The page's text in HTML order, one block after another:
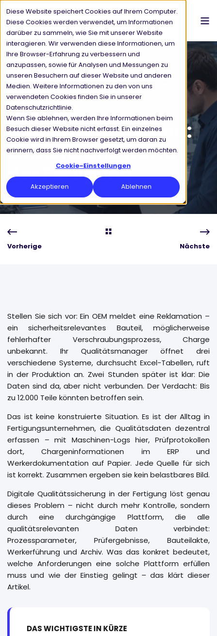
Diese Website speichert Cookies auf Ihrem Computer.
Diese Cookies werden verwendet, um Informationen
darüber zu sammeln, wie Sie mit unserer Website
interagieren. Wir verwenden diese Informationen, um
Ihre Browser-Erfahrung zu verbessern und
anzupassen, sowie für Analysen und Messungen zu
unseren Besuchern auf dieser Website und anderen
Medien. Weitere Informationen zu den von uns
verwendeten Cookies finden Sie in unserer
Datenschutzrichtlinie.
Wenn Sie ablehnen, werden Ihre Informationen beim
Besuch dieser Website nicht erfasst. Ein einzelnes
Cookie wird in Ihrem Browser gesetzt, um daran zu
erinnern, dass Sie nicht nachverfolgt werden möchten.
Cookie-Einstellungen
Akzeptieren Ablehnen
KORBINIAN HERMANN 10.6.2026 9 MIN READ
Digitale
Qualitätssicherung:
Effizienz und ROI in
der Fertigung
Vorherige Nächste
Stellen Sie sich vor: Ein OEM meldet eine Reklamation –
ein sicherheitsrelevantes Bauteil, möglicherweise
fehlerhafter Verschraubungsprozess, Charge
unbekannt. Ihr Qualitätsmanager öffnet drei
verschiedene Systeme, durchsucht Excel-Tabellen, ruft
in der Produktion an. Zwei Stunden später ist klar: Die
Daten sind da, aber nicht verbunden. Der Verdacht: Bis
zu 12.000 Teile könnten betroffen sein.
Das ist keine konstruierte Situation. Es ist der Alltag in
Fertigungsunternehmen, die Qualitätsdaten dezentral
erfassen – mit Maschinen-Logs hier, Prüfprotokollen
dort, Chargeninformationen im ERP und
Werkerdokumentation auf Papier. Jede Quelle für sich
ist korrekt. Zusammen ergeben sie kein belastbares Bild.
Digitale Qualitätssicherung in der Fertigung löst genau
dieses Problem – nicht durch mehr Kontrolle, sondern
durch eine durchgängige Plattform, die alle
qualitätsrelevanten Daten verbindet:
Prozessparameter, Prüfergebnisse, Bauteilakte,
Werkerführung und Archiv. Was das konkret bedeutet,
welche Anforderungen eine solche Plattform erfüllen
muss und wie der Einstieg gelingt – das klärt dieser
Artikel.
DAS WICHTIGSTE IN KÜRZE